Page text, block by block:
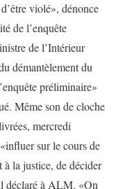
violé», dénonce
de l’enquête
de l’Intérieur
démantèlement du
préliminaire»
Même son de cloche
mercredi
sur le cours de
à la justice, de décider
déclaré à ALM. «On